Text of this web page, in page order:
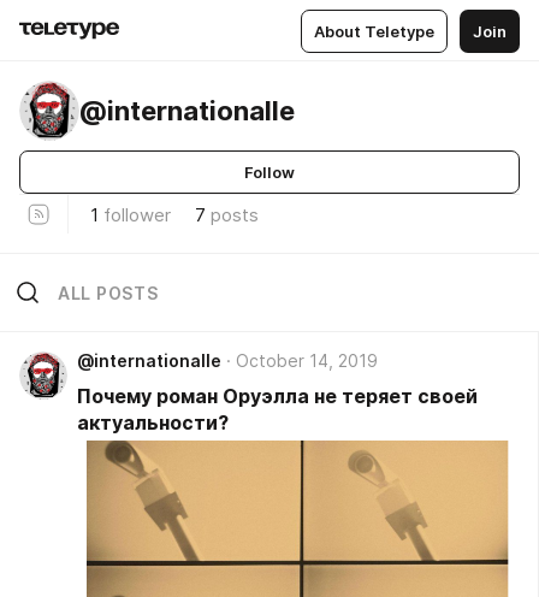
About Teletype Join
@internationalle
Follow
1 follower 7 posts
ALL POSTS
@internationalle October 14, 2019
Почему роман Оруэлла не теряет своей
актуальности?